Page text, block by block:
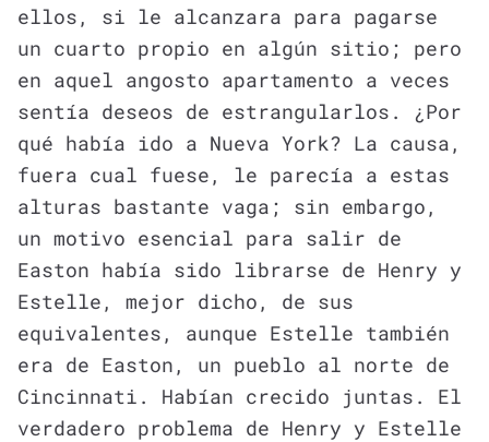
ellos, si le alcanzara para pagarse
un cuarto propio en algún sitio; pero
en aquel angosto apartamento a veces
sentía deseos de estrangularlos. ¿Por
qué había ido a Nueva York? La causa,
fuera cual fuese, le parecía a estas
alturas bastante vaga; sin embargo,
un motivo esencial para salir de
Easton había sido librarse de Henry y
Estelle, mejor dicho, de sus
equivalentes, aunque Estelle también
era de Easton, un pueblo al norte de
Cincinnati. Habían crecido juntas. El
verdadero problema de Henry y Estelle